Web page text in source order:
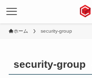
ホーム security-group
security-group